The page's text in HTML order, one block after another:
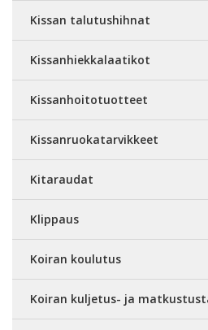
Kissan talutushihnat
Kissanhiekkalaatikot
Kissanhoitotuotteet
Kissanruokatarvikkeet
Kitaraudat
Klippaus
Koiran koulutus
Koiran kuljetus- ja